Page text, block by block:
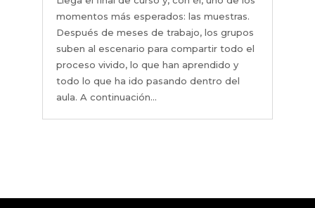
momentos más esperados: las muestras.
Después de meses de trabajo, los grupos
suben al escenario para compartir todo el
proceso vivido, lo que han aprendido y
todo lo que ha ido pasando dentro del
aula. A continuación...